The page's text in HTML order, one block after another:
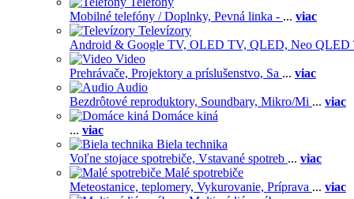
Mobilné telefóny / Doplnky, Pevná linka - ... viac
Televízory
Android & Google TV, OLED TV, QLED, Neo QLED
Video
Prehrávače, Projektory a príslušenstvo, Sa ... viac
Audio
Bezdrôtové reproduktory, Soundbary, Mikro/Mi ... viac
Domáce kiná
... viac
Biela technika
Voľne stojace spotrebiče, Vstavané spotreb ... viac
Malé spotrebiče
Meteostanice, teplomery, Vykurovanie, Príprava ... viac